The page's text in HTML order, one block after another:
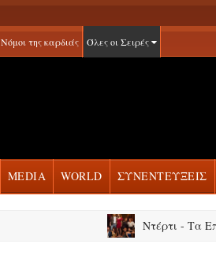
Νόμοι της καρδιάς Όλες οι Σειρές
MEDIA WORLD ΣΥΝΕΝΤΕΥΞΕΙΣ
Ντέρτι - Τα